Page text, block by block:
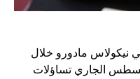
نيكولاس مادورو خلال
الجاري تساؤلات